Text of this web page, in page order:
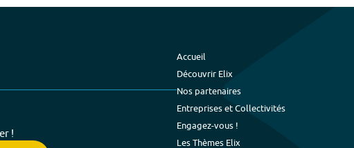
!
Accueil
Découvrir Elix
Nos partenaires
Entreprises et Collectivités
Engagez-vous !
Les Thèmes Elix